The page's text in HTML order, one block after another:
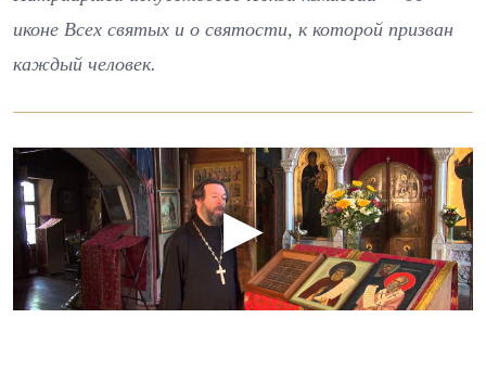
иконе Всех святых и о святости, к которой призван
каждый человек.